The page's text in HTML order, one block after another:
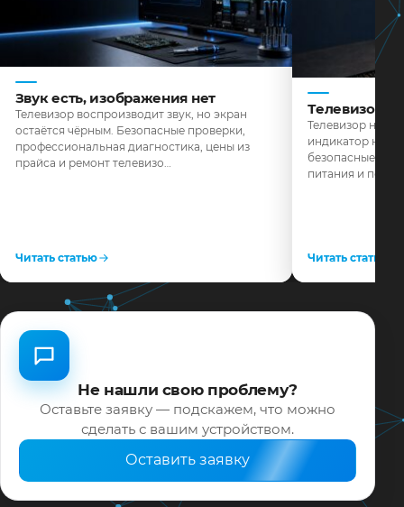
Звук есть, изображения нет
Телевизор воспроизводит звук, но экран
остаётся чёрным. Безопасные проверки,
профессиональная диагностика, цены из
прайса и ремонт телевизо…
Читать статью
Телевизор
Телевизор не
индикатор не
безопасные
питания и
Читать статью
Не нашли свою проблему?
Оставьте заявку — подскажем, что можно
сделать с вашим устройством.
Оставить заявку